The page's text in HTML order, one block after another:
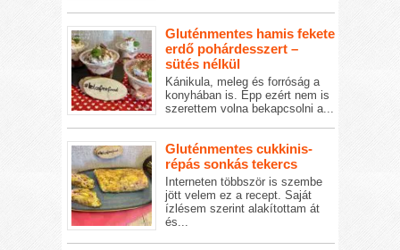
Gluténmentes hamis fekete
erdő pohárdesszert –
sütés nélkül
Kánikula, meleg és forróság a
konyhában is. Épp ezért nem is
szerettem volna bekapcsolni a...
Gluténmentes cukkinis-
répás sonkás tekercs
Interneten többször is szembe
jött velem ez a recept. Saját
ízlésem szerint alakítottam át
és...